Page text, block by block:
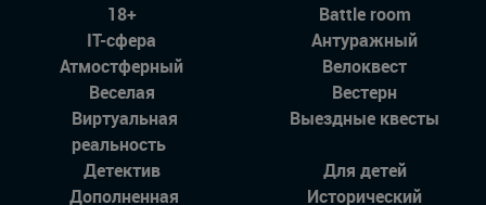
18+
Battle room
IT-сфера
Антуражный
Атмостферный
Велоквест
Веселая
Вестерн
Виртуальная
реальность
Выездные квесты
Детектив
Для детей
Дополненная
Исторический